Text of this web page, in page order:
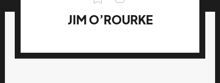
JIM O’ROURKE